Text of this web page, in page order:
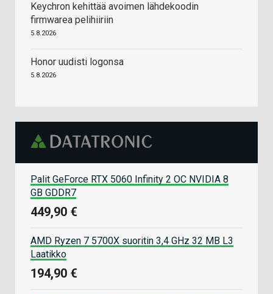
Keychron kehittää avoimen lähdekoodin
firmwarea pelihiiriin
5.8.2026
Honor uudisti logonsa
5.8.2026
Palit GeForce RTX 5060 Infinity 2 OC NVIDIA 8
GB GDDR7
449,90 €
AMD Ryzen 7 5700X suoritin 3,4 GHz 32 MB L3
Laatikko
194,90 €